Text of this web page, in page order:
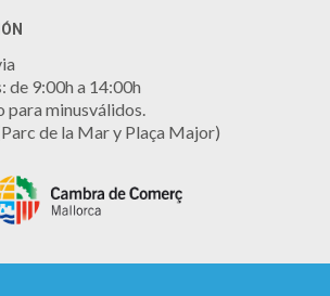
de 9:00h a 14:00h
minusválidos.
de la Mar y Plaça Major)